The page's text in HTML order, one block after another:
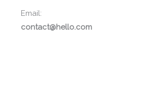
Email:
contact@hello.com